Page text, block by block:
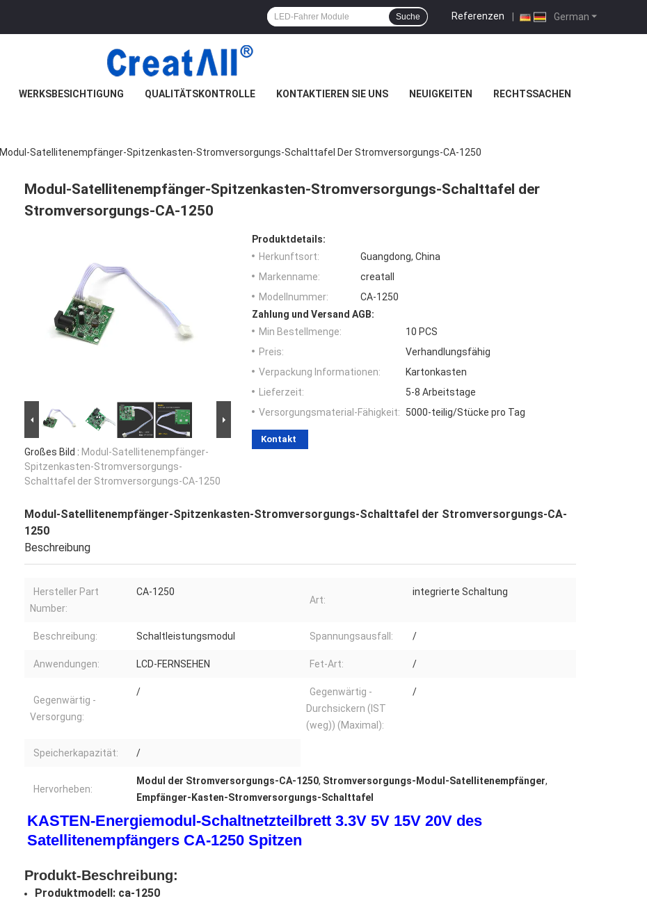
German
Referenzen |
Suche
WERKSBESICHTIGUNG QUALITÄTSKONTROLLE KONTAKTIEREN SIE UNS NEUIGKEITEN RECHTSSACHEN
Modul-Satellitenempfänger-Spitzenkasten-Stromversorgungs-Schalttafel Der Stromversorgungs-CA-1250
Modul-Satellitenempfänger-Spitzenkasten-Stromversorgungs-Schalttafel der
Stromversorgungs-CA-1250
Großes Bild : Modul-Satellitenempfänger-
Spitzenkasten-Stromversorgungs-
Schalttafel der Stromversorgungs-CA-1250
Produktdetails:
Herkunftsort:
Guangdong, China
Markenname:
creatall
Modellnummer:
CA-1250
Zahlung und Versand AGB:
Min Bestellmenge:
10 PCS
Preis:
Verhandlungsfähig
Verpackung Informationen:
Kartonkasten
Lieferzeit:
5-8 Arbeitstage
Versorgungsmaterial-Fähigkeit:
5000-teilig/Stücke pro Tag
Kontakt
Modul-Satellitenempfänger-Spitzenkasten-Stromversorgungs-Schalttafel der Stromversorgungs-CA-
1250
Beschreibung
Hersteller Part
Number:
CA-1250
Art:
integrierte Schaltung
Beschreibung: Schaltleistungsmodul Spannungsausfall: /
Anwendungen: LCD-FERNSEHEN Fet-Art: /
Gegenwärtig -
Versorgung:
/
Gegenwärtig -
Durchsickern (IST
(weg)) (Maximal):
/
Speicherkapazität: /
Hervorheben:
Modul der Stromversorgungs-CA-1250, Stromversorgungs-Modul-Satellitenempfänger,
Empfänger-Kasten-Stromversorgungs-Schalttafel
KASTEN-Energiemodul-Schaltnetzteilbrett 3.3V 5V 15V 20V des
Satellitenempfängers CA-1250 Spitzen
Produkt-Beschreibung:
Produktmodell: ca-1250